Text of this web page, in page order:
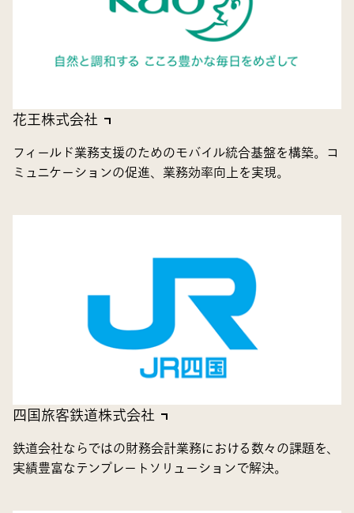
花王株式会社
フィールド業務支援のためのモバイル統合基盤を構築。コ
ミュニケーションの促進、業務効率向上を実現。
四国旅客鉄道株式会社
鉄道会社ならではの財務会計業務における数々の課題を、
実績豊富なテンプレートソリューションで解決。